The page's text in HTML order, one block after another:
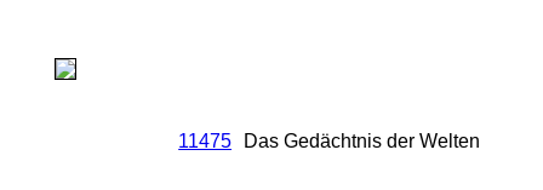
11475 Das Gedächtnis der Welten